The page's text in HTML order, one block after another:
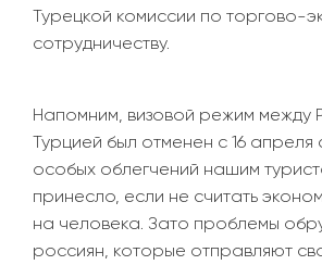
Турецкой комиссии по торгово-
сотрудничеству.
Напомним, визовой режим между
Турцией был отменен с 16 апреля
особых облегчений нашим
принесло, если не считать
на человека. Зато проблемы
россиян, которые отправляют